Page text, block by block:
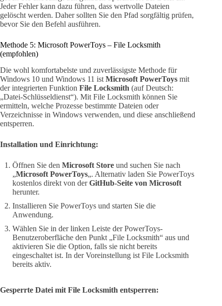
Jeder Fehler kann dazu führen, dass wertvolle Dateien
gelöscht werden. Daher sollten Sie den Pfad sorgfältig prüfen,
bevor Sie den Befehl ausführen.
Methode 5: Microsoft PowerToys – File Locksmith
(empfohlen)
Die wohl komfortabelste und zuverlässigste Methode für
Windows 10 und Windows 11 ist Microsoft PowerToys mit
der integrierten Funktion File Locksmith (auf Deutsch:
„Datei-Schlüsseldienst“). Mit File Locksmith können Sie
ermitteln, welche Prozesse bestimmte Dateien oder
Verzeichnisse in Windows verwenden, und diese anschließend
entsperren.
Installation und Einrichtung:
Öffnen Sie den Microsoft Store und suchen Sie nach
„Microsoft PowerToys„. Alternativ laden Sie PowerToys
kostenlos direkt von derGitHub-Seite von Microsoft
herunter.
Installieren Sie PowerToys und starten Sie die
Anwendung.
Wählen Sie in der linken Leiste der PowerToys-
Benutzeroberfläche den Punkt „File Locksmith“ aus und
aktivieren Sie die Option, falls sie nicht bereits
eingeschaltet ist. In der Voreinstellung ist File Locksmith
bereits aktiv.
Gesperrte Datei mit File Locksmith entsperren: